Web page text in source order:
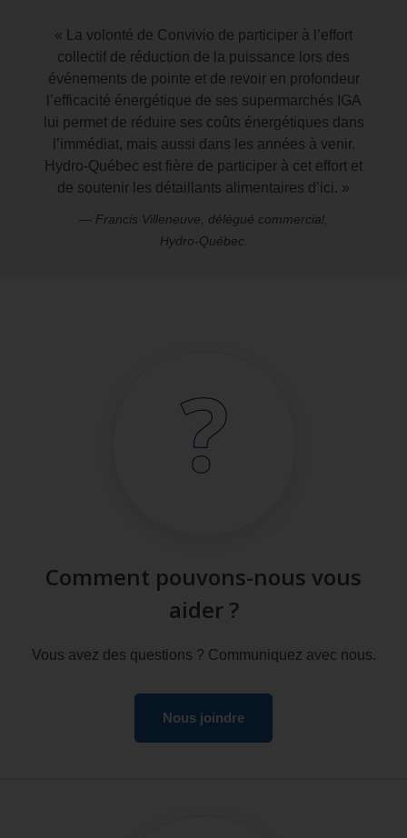
« La volonté de Convivio de participer à l’effort
collectif de réduction de la puissance lors des
événements de pointe et de revoir en profondeur
l’efficacité énergétique de ses supermarchés IGA
lui permet de réduire ses coûts énergétiques dans
l’immédiat, mais aussi dans les années à venir.
Hydro‑Québec est fière de participer à cet effort et
de soutenir les détaillants alimentaires d’ici. »
— Francis Villeneuve, délégué commercial,
Hydro‑Québec.
Comment pouvons-nous vous
aider ?
Vous avez des questions ? Communiquez avec nous.
Nous joindre